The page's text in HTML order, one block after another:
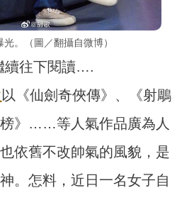
。（圖／翻攝自微博）
續往下閱讀….
以《仙劍奇俠傳》、《射鵰
》……等人氣作品廣為人
依舊不改帥氣的風貌，是
。怎料，近日一名女子自